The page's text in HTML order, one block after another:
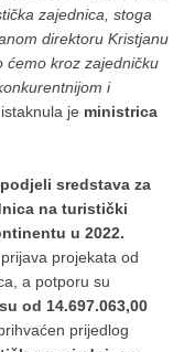
zajednica, stoga
direktoru Kristjanu
ćemo kroz zajedničku
i
, istaknula je ministrica
sredstava za
na turistički
u 2022.
projekata od
a potporu su
od 14.697.063,00
prijedlog